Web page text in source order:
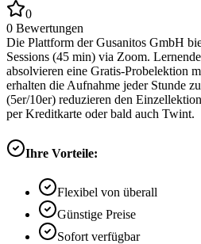
0
0 Bewertungen
Die Plattform der Gusanitos GmbH
Sessions (45 min) via Zoom.
absolvieren eine Gratis-Probelektion
erhalten die Aufnahme jeder Stunde
(5er/10er) reduzieren den
per Kreditkarte oder bald auch Twint.
Ihre Vorteile:
Flexibel von überall
Günstige Preise
Sofort verfügbar